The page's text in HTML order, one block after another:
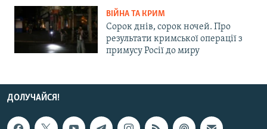
ВІЙНА ТА КРИМ
Сорок днів, сорок ночей. Про
результати кримської операції з
примусу Росії до миру
ДОЛУЧАЙСЯ!